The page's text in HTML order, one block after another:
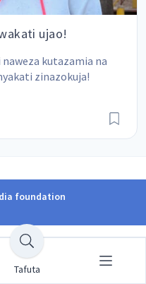
ujao!
kutazamia na
zinazokuja!
foundation
Tafuta